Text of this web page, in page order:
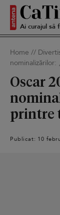
Ai curajul să
Home //
Oscar
printre
Publicat: 10